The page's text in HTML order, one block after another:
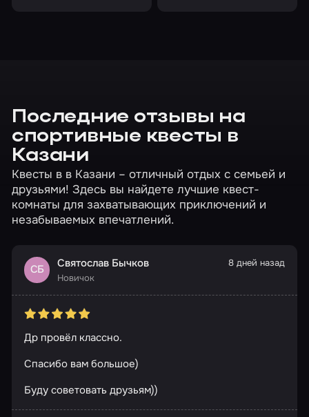
Последние отзывы на
спортивные квесты в
Казани
Квесты в в Казани – отличный отдых с семьей и
друзьями! Здесь вы найдете лучшие квест-
комнаты для захватывающих приключений и
незабываемых впечатлений.
СБ Святослав Бычков
Новичок
8 дней назад
Др провёл классно.
Спасибо вам большое)
Буду советовать друзьям))